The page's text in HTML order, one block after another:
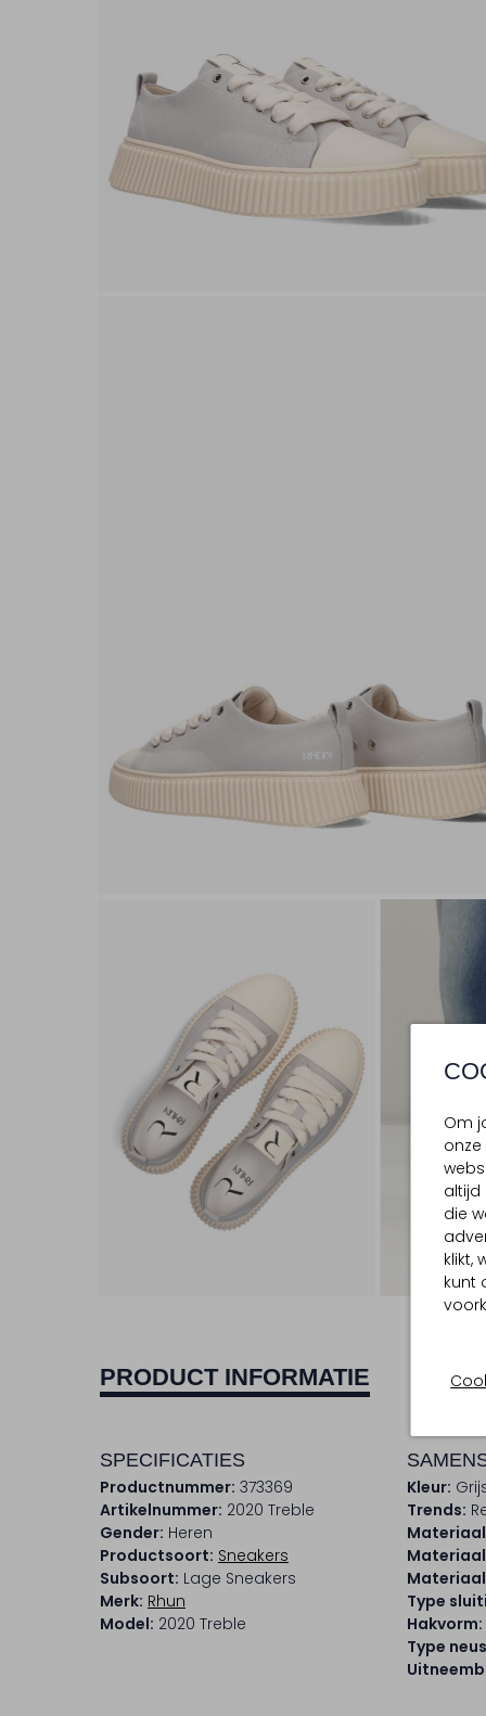
Om
altijd
die
klikt,
kunt
PRODUCT INFORMATIE
SPECIFICATIES
Productnummer: 373369
Artikelnummer: 2020 Treble
Gender: Heren
Productsoort: Sneakers
Subsoort: Lage Sneakers
Merk: Rhun
Model: 2020 Treble
Kleur:
Trends:
Type
Hakvorm:
Type